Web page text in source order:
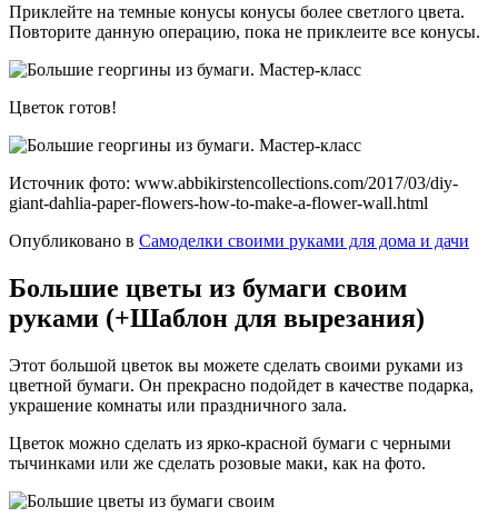
Приклейте на темные конусы конусы более светлого цвета.
Повторите данную операцию, пока не приклеите все конусы.
Цветок готов!
Источник фото: www.abbikirstencollections.com/2017/03/diy-
giant-dahlia-paper-flowers-how-to-make-a-flower-wall.html
Опубликовано в Самоделки своими руками для дома и дачи
Большие цветы из бумаги своим
руками (+Шаблон для вырезания)
Этот большой цветок вы можете сделать своими руками из
цветной бумаги. Он прекрасно подойдет в качестве подарка,
украшение комнаты или праздничного зала.
Цветок можно сделать из ярко-красной бумаги с черными
тычинками или же сделать розовые маки, как на фото.